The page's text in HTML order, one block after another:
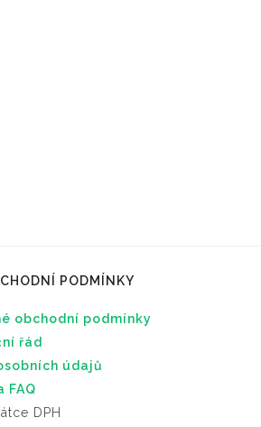
PODMÍNKY
obchodní podmínky
řád
údajů
FAQ
DPH